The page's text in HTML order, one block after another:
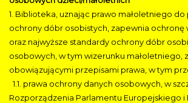
1. Biblioteka, uznając prawo małoletniego do
ochrony dóbr osobistych, zapewnia ochronę
oraz najwyższe standardy ochrony dóbr
osobowych, w tym wizerunku małoletniego,
obowiązującymi przepisami prawa, w tym
1.1. prawa ochrony danych osobowych, w
Rozporządzenia Parlamentu Europejskiego i